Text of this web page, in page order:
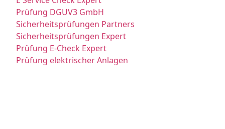
Prüfung DGUV3 GmbH
Sicherheitsprüfungen Partners
Sicherheitsprüfungen Expert
Prüfung E-Check Expert
Prüfung elektrischer Anlagen